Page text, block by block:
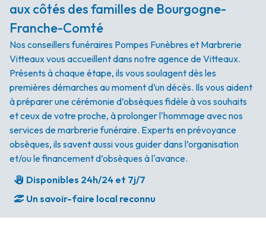
aux côtés des familles de Bourgogne-
Franche-Comté
Nos conseillers funéraires Pompes Funèbres et Marbrerie
Vitteaux vous accueillent dans notre agence de Vitteaux.
Présents à chaque étape, ils vous soulagent dès les
premières démarches au moment d’un décès. Ils vous aident
à préparer une cérémonie d’obsèques fidèle à vos souhaits
et ceux de votre proche, à prolonger l'hommage avec nos
services de marbrerie funéraire. Experts en prévoyance
obsèques, ils savent aussi vous guider dans l’organisation
et/ou le financement d’obsèques à l'avance.
Disponibles 24h/24 et 7j/7
Un savoir-faire local reconnu